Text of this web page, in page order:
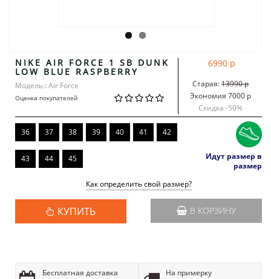
NIKE AIR FORCE 1 SB DUNK
LOW BLUE RASPBERRY
Модель:: Air Force
Оценка покупателей
6990 р
Старая:13990 р
Экономия 7000 р
Скидка -50%
36 37 38 39 40 41 42
43 44 45
Идут размер в
размер
Как определить свой размер?
КУПИТЬ В КОРЗИНУ
Бесплатная доставка
На примерку